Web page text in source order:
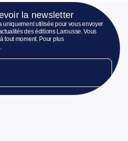
la newsletter
uniquement utilisée pour vous envoyer
des éditions Larousse. Vous
tout moment. Pour plus
.